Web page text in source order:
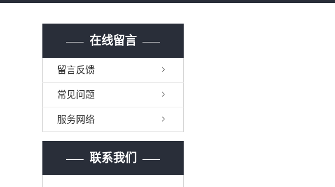
在线留言
留言反馈
常见问题
服务网络
联系我们